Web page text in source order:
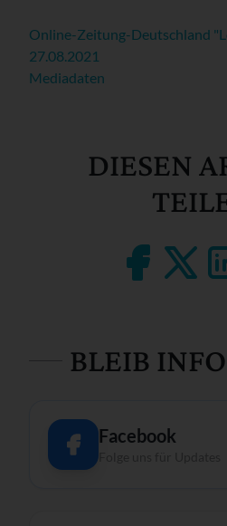
Online-Zeitung-Deutschland
27.08.2021
Mediadaten
DIESEN
BLEIB
Facebook